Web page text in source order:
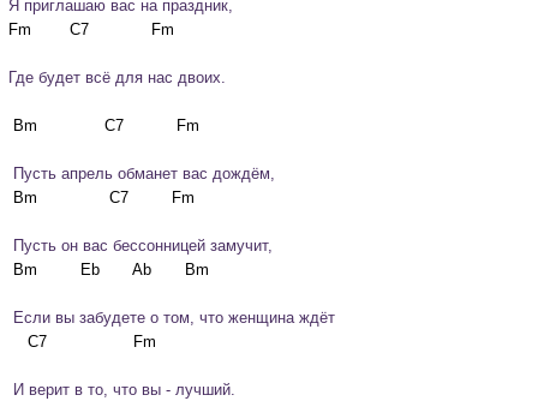
Я приглашаю вас на праздник,
Где будет всё для нас двоих.
Пусть апрель обманет вас дождём,
Пусть он вас бессонницей замучит,
Если вы забудете о том, что женщина ждёт
И верит в то, что вы - лучший.